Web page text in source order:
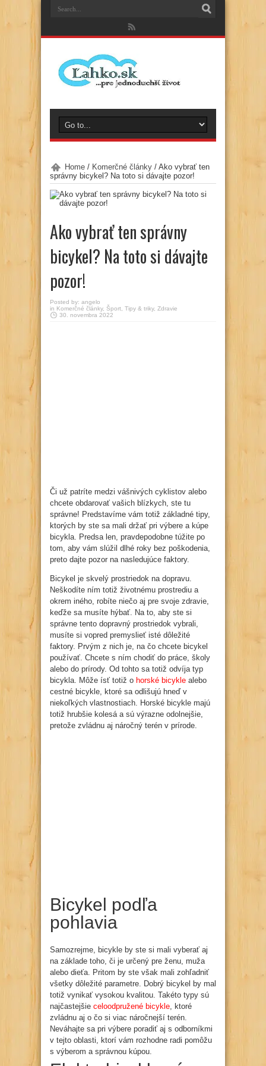
Home / Komerčné články / Ako vybrať ten
správny bicykel? Na toto si dávajte pozor!
Ako vybrať ten správny
bicykel? Na toto si dávajte
pozor!
Posted by: angelo
in Komerčné články, Šport Tipy & triky, Zdravie
30. novembra 2022
Či už patríte medzi vášnivých cyklistov alebo
chcete obdarovať vašich blízkych, ste tu
správne! Predstavíme vám totiž základné tipy,
ktorých by ste sa mali držať pri výbere a kúpe
bicykla. Predsa len, pravdepodobne túžite po
tom, aby vám slúžil dlhé roky bez poškodenia,
preto dajte pozor na nasledujúce faktory.
Bicykel je skvelý prostriedok na dopravu.
Neškodíte ním totiž životnému prostrediu a
okrem iného, robíte niečo aj pre svoje zdravie,
keďže sa musíte hýbať. Na to, aby ste si
správne tento dopravný prostriedok vybrali,
musíte si vopred premyslieť isté dôležité
faktory. Prvým z nich je, na čo chcete bicykel
používať. Chcete s ním chodiť do práce, školy
alebo do prírody. Od tohto sa totiž odvíja typ
bicykla. Môže ísť totiž o horské bicykle alebo
cestné bicykle, ktoré sa odlišujú hneď v
niekoľkých vlastnostiach. Horské bicykle majú
totiž hrubšie kolesá a sú výrazne odolnejšie,
pretože zvládnu aj náročný terén v prírode.
Bicykel podľa
pohlavia
Samozrejme, bicykle by ste si mali vyberať aj
na základe toho, či je určený pre ženu, muža
alebo dieťa. Pritom by ste však mali zohľadniť
všetky dôležité parametre. Dobrý bicykel by mal
totiž vynikať vysokou kvalitou. Takéto typy sú
najčastejšie celoodpružené bicykle, ktoré
zvládnu aj o čo si viac náročnejší terén.
Neváhajte sa pri výbere poradiť aj s odborníkmi
v tejto oblasti, ktorí vám rozhodne radi pomôžu
s výberom a správnou kúpou.